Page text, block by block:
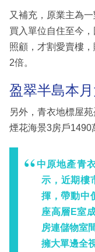
又補充，原業主為
買入單位自住至今
照顧，才割愛賣樓
2倍。
盈翠半島本
另外，青衣地標屋
煙花海景3房戶1490
中原地產青
示，近期樓
揮，帶動中
座高層E室
房連儲物室
擁大單邊全